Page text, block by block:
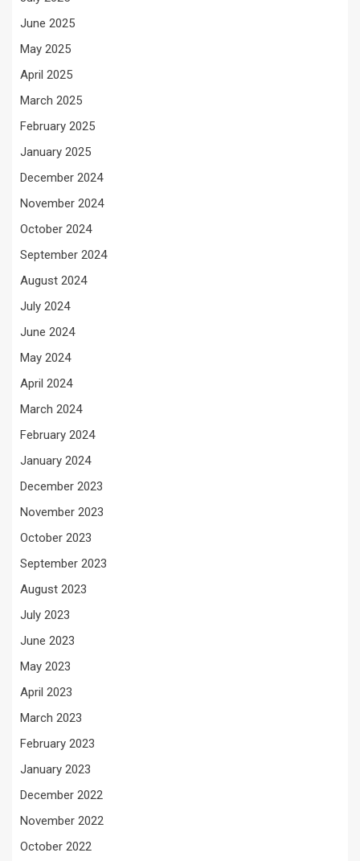
June 2025
May 2025
April 2025
March 2025
February 2025
January 2025
December 2024
November 2024
October 2024
September 2024
August 2024
July 2024
June 2024
May 2024
April 2024
March 2024
February 2024
January 2024
December 2023
November 2023
October 2023
September 2023
August 2023
July 2023
June 2023
May 2023
April 2023
March 2023
February 2023
January 2023
December 2022
November 2022
October 2022